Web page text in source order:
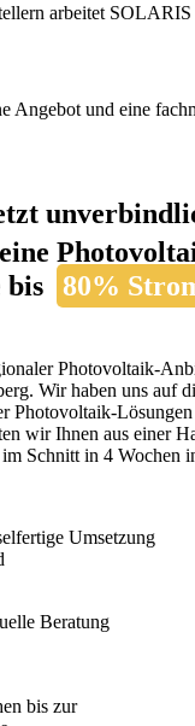
arbeitet SOLARIS
Angebot und eine
bis
80%
Photovoltaik-
Wir haben uns auf
Photovoltaik-
wir Ihnen aus einer
Schnitt in 4 Wochen
Umsetzung
Beratung
bis zur